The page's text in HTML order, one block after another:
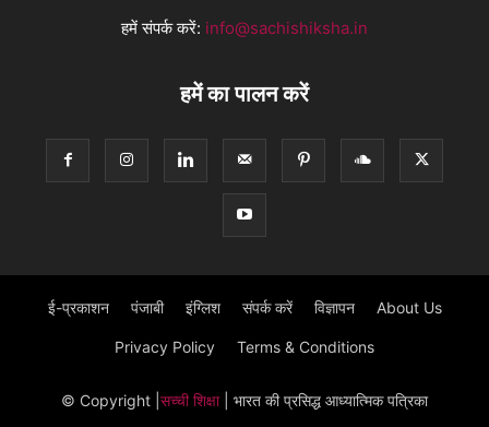
हमें संपर्क करें: info@sachishiksha.in
हमें का पालन करें
ई-प्रकाशन पंजाबी इंग्लिश संपर्क करें विज्ञापन About Us
Privacy Policy Terms & Conditions
© Copyright सच्ची शिक्षा| भारत की प्रसिद्ध आध्यात्मिक पत्रिका